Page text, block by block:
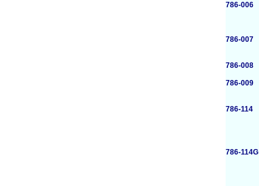
786-006
786-007
786-008
786-009
786-114
786-114G